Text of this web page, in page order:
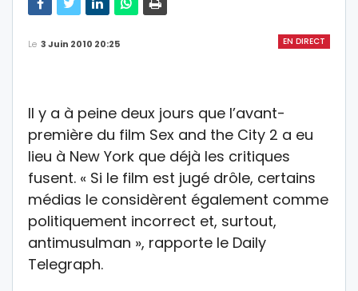
EN DIRECT
Le 3 Juin 2010 20:25
Il y a à peine deux jours que l’avant-
première du film Sex and the City 2 a eu
lieu à New York que déjà les critiques
fusent. « Si le film est jugé drôle, certains
médias le considèrent également comme
politiquement incorrect et, surtout,
antimusulman », rapporte le Daily
Telegraph.